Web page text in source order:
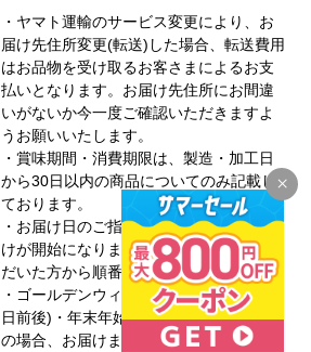
・ヤマト運輸のサービス変更により、お
届け先住所変更(転送)した場合、転送費用
はお品物を受け取るお客さまによるお支
払いとなります。お届け先住所にお間違
いがないか今一度ご確認いただきますよ
うお願いいたします。
・賞味期間・消費期限は、製造・加工日
から30日以内の商品についてのみ記載し
ております。
・お届け日のご指定はできません。お届
けが開始になりましたら、ご注文をいた
だいた方から順番に配送いたします。
・ゴールデンウィーク・お盆期間(8月15
日前後)・年末年始など連休に係るご注文
の場合、お届けまでに通常よりお時間を